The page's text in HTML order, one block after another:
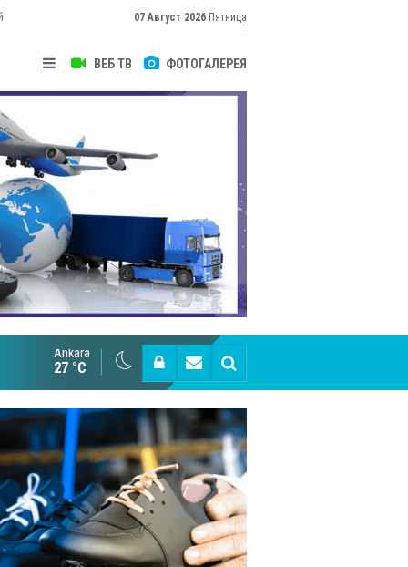
07 Август 2026 Пятница
ВЕБ ТВ ФОТОГАЛЕРЕЯ
Великий Шёлковый путь объединяет таланты в
Ankara
27 °C